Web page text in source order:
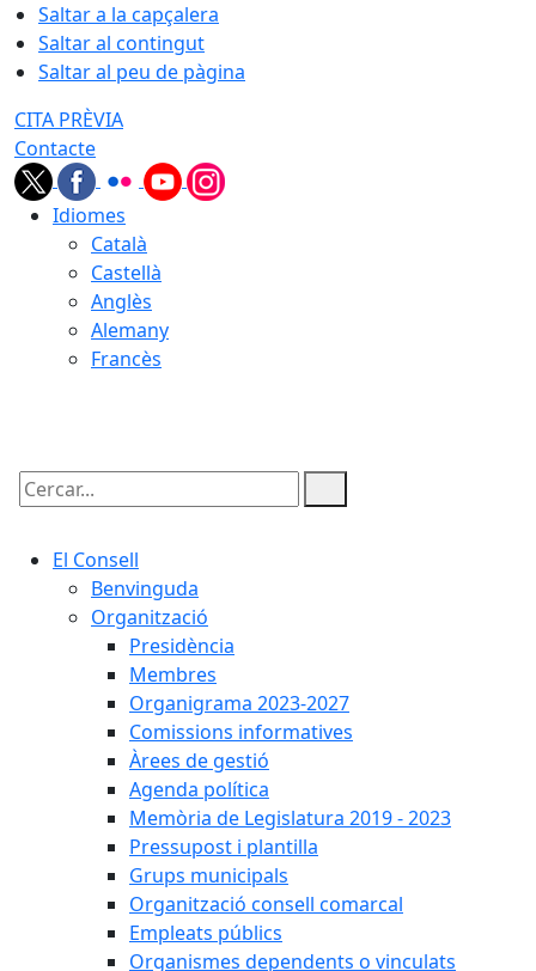
Saltar a la capçalera
Saltar al contingut
Saltar al peu de pàgina
CITA PRÈVIA
Contacte
Idiomes
Català
Castellà
Anglès
Alemany
Francès
Cercar:
El Consell
Benvinguda
Organització
Presidència
Membres
Organigrama 2023-2027
Comissions informatives
Àrees de gestió
Agenda política
Memòria de Legislatura 2019 - 2023
Pressupost i plantilla
Grups municipals
Organització consell comarcal
Empleats públics
Organismes dependents o vinculats